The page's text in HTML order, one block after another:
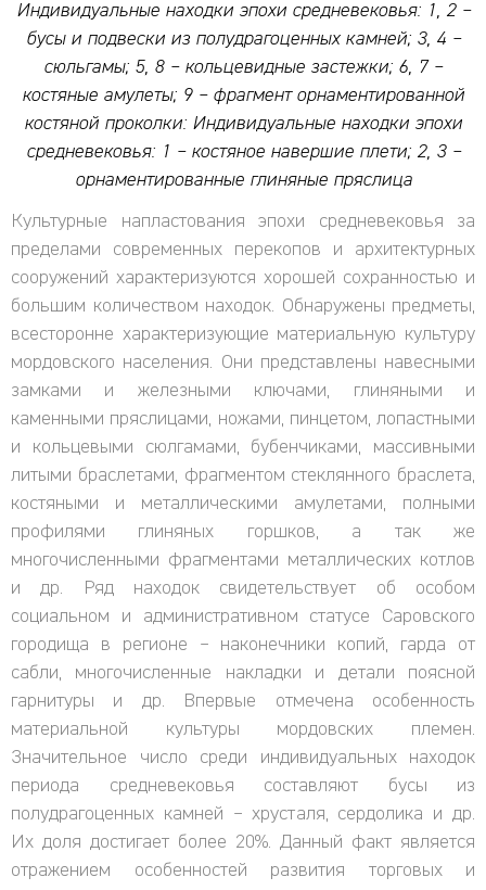
Индивидуальные находки эпохи средневековья: 1, 2 –
бусы и подвески из полудрагоценных камней; 3, 4 –
сюльгамы; 5, 8 – кольцевидные застежки; 6, 7 –
костяные амулеты; 9 – фрагмент орнаментированной
костяной проколки: Индивидуальные находки эпохи
средневековья: 1 – костяное навершие плети; 2, 3 –
орнаментированные глиняные пряслица
Культурные напластования эпохи средневековья за
пределами современных перекопов и архитектурных
сооружений характеризуются хорошей сохранностью и
большим количеством находок. Обнаружены предметы,
всесторонне характеризующие материальную культуру
мордовского населения. Они представлены навесными
замками и железными ключами, глиняными и
каменными пряслицами, ножами, пинцетом, лопастными
и кольцевыми сюлгамами, бубенчиками, массивными
литыми браслетами, фрагментом стеклянного браслета,
костяными и металлическими амулетами, полными
профилями глиняных горшков, а так же
многочисленными фрагментами металлических котлов
и др. Ряд находок свидетельствует об особом
социальном и административном статусе Саровского
городища в регионе – наконечники копий, гарда от
сабли, многочисленные накладки и детали поясной
гарнитуры и др. Впервые отмечена особенность
материальной культуры мордовских племен.
Значительное число среди индивидуальных находок
периода средневековья составляют бусы из
полудрагоценных камней – хрусталя, сердолика и др.
Их доля достигает более 20%. Данный факт является
отражением особенностей развития торговых и